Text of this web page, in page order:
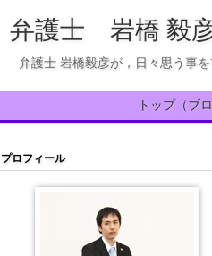
弁護士 岩橋 毅彦
弁護士 岩橋毅彦が，日々思う事を
トップ（ブロ
プロフィール